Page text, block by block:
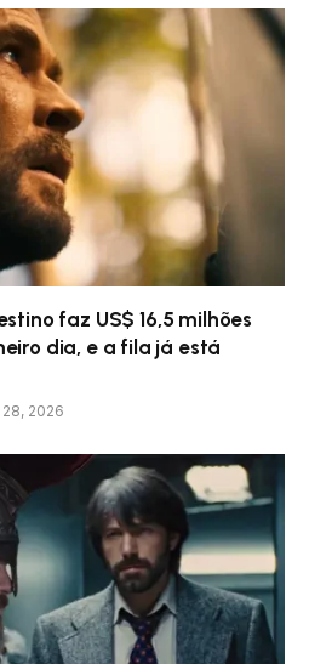
faz US$ 16,5 milhões
dia, e a fila já está
2026